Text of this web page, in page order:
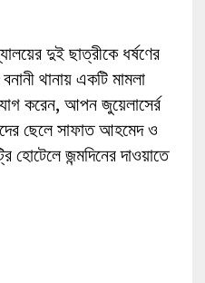
দুই ছাত্রীকে ধর্ষণের
থানায় একটি মামলা
করেন, আপন জুয়েলাসের্র
ছেলে সাফাত আহমেদ ও
হোটেলে জন্মদিনের দাওয়াতে